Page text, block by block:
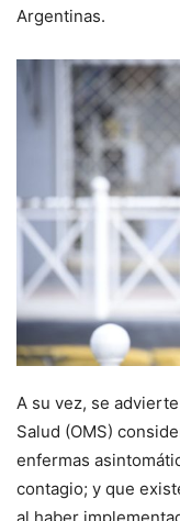
Argentinas.
A su vez, se
Salud (OMS)
enfermas
contagio; y que